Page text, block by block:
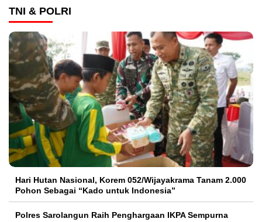
TNI & POLRI
Hari Hutan Nasional, Korem 052/Wijayakrama Tanam 2.000
Pohon Sebagai “Kado untuk Indonesia”
Polres Sarolangun Raih Penghargaan IKPA Sempurna